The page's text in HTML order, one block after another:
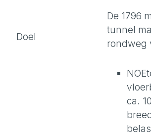
Doel
De 1796
tunnel
rondweg
ca.